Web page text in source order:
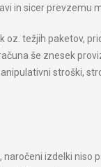
in sicer prevzemu
oz. težjih paketov,
še znesek
stroški,
izdelki niso